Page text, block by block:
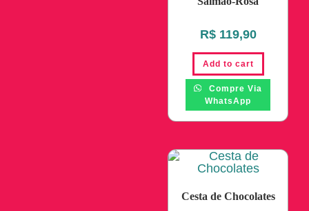
R$119,90
Add to cart
Compre Via
WhatsApp
Cesta de Chocolates